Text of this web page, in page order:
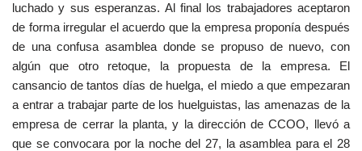
luchado y sus esperanzas. Al final los trabajadores aceptaron
de forma irregular el acuerdo que la empresa proponía después
de una confusa asamblea donde se propuso de nuevo, con
algún que otro retoque, la propuesta de la empresa. El
cansancio de tantos días de huelga, el miedo a que empezaran
a entrar a trabajar parte de los huelguistas, las amenazas de la
empresa de cerrar la planta, y la dirección de CCOO, llevó a
que se convocara por la noche del 27, la asamblea para el 28